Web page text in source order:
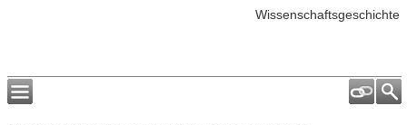
Wissenschaftsgeschichte